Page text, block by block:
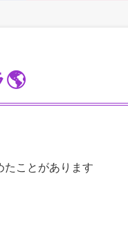
🌎
たことがあります